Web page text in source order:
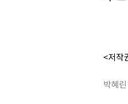
<저작
박혜